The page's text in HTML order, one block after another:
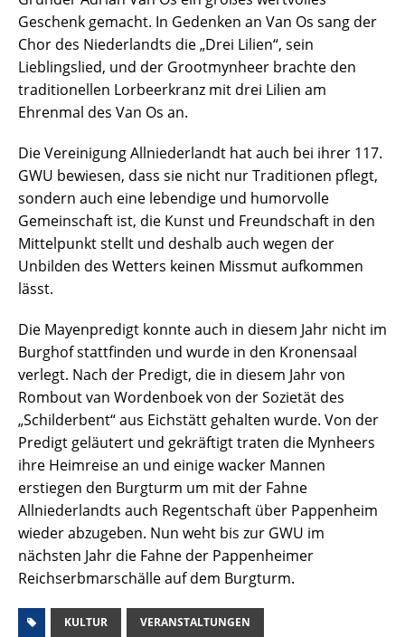
Geschenk gemacht. In Gedenken an Van Os sang der
Chor des Niederlandts die „Drei Lilien“, sein
Lieblingslied, und der Grootmynheer brachte den
traditionellen Lorbeerkranz mit drei Lilien am
Ehrenmal des Van Os an.
Die Vereinigung Allniederlandt hat auch bei ihrer 117.
GWU bewiesen, dass sie nicht nur Traditionen pflegt,
sondern auch eine lebendige und humorvolle
Gemeinschaft ist, die Kunst und Freundschaft in den
Mittelpunkt stellt und deshalb auch wegen der
Unbilden des Wetters keinen Missmut aufkommen
lässt.
Die Mayenpredigt konnte auch in diesem Jahr nicht im
Burghof stattfinden und wurde in den Kronensaal
verlegt. Nach der Predigt, die in diesem Jahr von
Rombout van Wordenboek von der Sozietät des
„Schilderbent“ aus Eichstätt gehalten wurde. Von der
Predigt geläutert und gekräftigt traten die Mynheers
ihre Heimreise an und einige wacker Mannen
erstiegen den Burgturm um mit der Fahne
Allniederlandts auch Regentschaft über Pappenheim
wieder abzugeben. Nun weht bis zur GWU im
nächsten Jahr die Fahne der Pappenheimer
Reichserbmarschälle auf dem Burgturm.
KULTUR VERANSTALTUNGEN